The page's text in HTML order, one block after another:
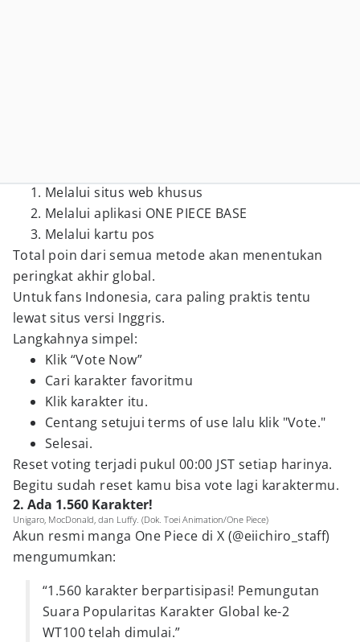
Melalui situs web khusus
Melalui aplikasi ONE PIECE BASE
Melalui kartu pos
Total poin dari semua metode akan menentukan
peringkat akhir global.
Untuk fans Indonesia, cara paling praktis tentu
lewat situs versi Inggris.
Langkahnya simpel:
Klik “Vote Now”
Cari karakter favoritmu
Klik karakter itu.
Centang setujui terms of use lalu klik "Vote."
Selesai.
Reset voting terjadi pukul 00:00 JST setiap harinya.
Begitu sudah reset kamu bisa vote lagi karaktermu.
2. Ada 1.560 Karakter!
Unigaro, MocDonald, dan Luffy. (Dok. Toei Animation/One Piece)
Akun resmi manga One Piece di X (@eiichiro_staff)
mengumumkan:
“1.560 karakter berpartisipasi! Pemungutan
Suara Popularitas Karakter Global ke-2
WT100 telah dimulai.”